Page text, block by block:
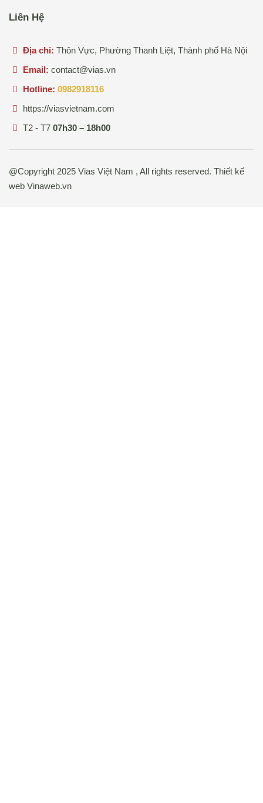
Liên Hệ
Địa chỉ: Thôn Vực, Phường Thanh Liệt, Thành phố Hà Nội
Email: contact@vias.vn
Hotline: 0982918116
https://viasvietnam.com
T2 - T7 07h30 – 18h00
@Copyright 2025 Vias Việt Nam , All rights reserved. Thiết kế
web Vinaweb.vn